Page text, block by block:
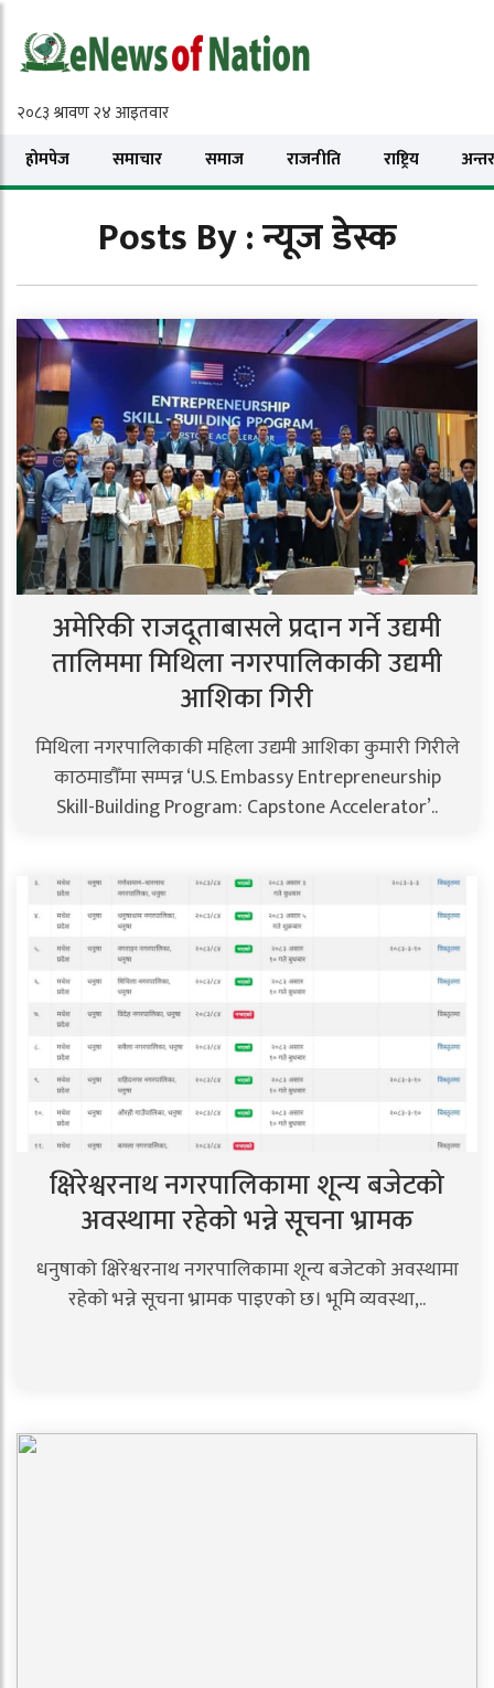
होमपेज समाचार समाज राजनीति राष्ट्रिय
Posts By : न्यूज डेस्क
अमेरिकी राजदूताबासले प्रदान गर्ने उद्यमी
तालिममा मिथिला नगरपालिकाकी उद्यमी
आशिका गिरी
मिथिला नगरपालिकाकी महिला उद्यमी आशिका कुमारी गिरीले
काठमाडौँमा सम्पन्न ‘U.S. Embassy Entrepreneurship
Skill-Building Program: Capstone Accelerator’..
क्षिरेश्वरनाथ नगरपालिकामा शून्य बजेटको
अवस्थामा रहेको भन्ने सूचना भ्रामक
धनुषाको क्षिरेश्वरनाथ नगरपालिकामा शून्य बजेटको अवस्थामा
रहेको भन्ने सूचना भ्रामक पाइएको छ। भूमि व्यवस्था,..